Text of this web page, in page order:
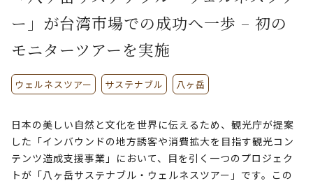
ー」が台湾市場での成功へ一歩 – 初の
モニターツアーを実施
ウェルネスツアー サステナブル 八ヶ岳
日本の美しい自然と文化を世界に伝えるため、観光庁が提案
した「インバウンドの地方誘客や消費拡大を目指す観光コン
テンツ造成支援事業」において、目を引く一つのプロジェク
トが「八ヶ岳サステナブル・ウェルネスツアー」です。この